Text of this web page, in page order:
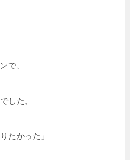
で、
した。
たかった」